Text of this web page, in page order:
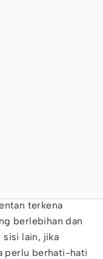
terkena
berlebihan dan
lain, jika
perlu berhati-hati